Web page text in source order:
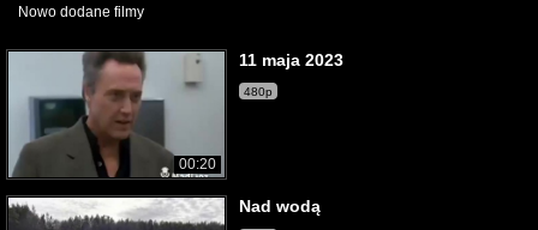
Nowo dodane filmy
00:20
11 maja 2023
480p
Nad wodą